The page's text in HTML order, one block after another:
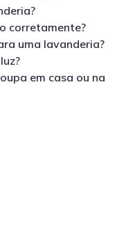
corretamente?
uma lavanderia?
em casa ou na